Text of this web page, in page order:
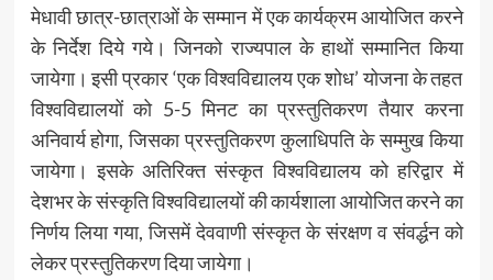
मेधावी छात्र-छात्राओं के सम्मान में एक कार्यक्रम आयोजित करने
के निर्देश दिये गये। जिनको राज्यपाल के हाथों सम्मानित किया
जायेगा। इसी प्रकार ‘एक विश्वविद्यालय एक शोध’ योजना के तहत
विश्वविद्यालयों को 5-5 मिनट का प्रस्तुतिकरण तैयार करना
अनिवार्य होगा, जिसका प्रस्तुतिकरण कुलाधिपति के सम्मुख किया
जायेगा। इसके अतिरिक्त संस्कृत विश्वविद्यालय को हरिद्वार में
देशभर के संस्कृति विश्वविद्यालयों की कार्यशाला आयोजित करने का
निर्णय लिया गया, जिसमें देववाणी संस्कृत के संरक्षण व संवर्द्धन को
लेकर प्रस्तुतिकरण दिया जायेगा।